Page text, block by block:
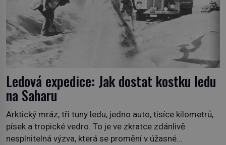
Ledová expedice: Jak dostat kostku ledu
na Saharu
Arktický mráz, tři tuny ledu, jedno auto, tisíce kilometrů,
písek a tropické vedro. To je ve zkratce zdánlivě
nesplnitelná výzva, která se promění v úžasné